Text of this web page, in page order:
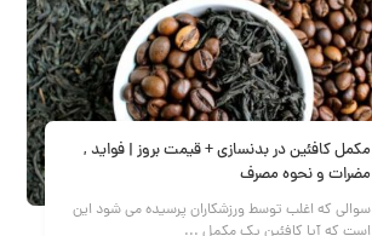
مکمل کافئین در بدنسازی + قیمت بروز | فواید ,
مضرات و نحوه مصرف
سوالی که اغلب توسط ورزشکاران پرسیده می شود این